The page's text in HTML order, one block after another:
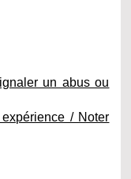
un abus ou
/ Noter